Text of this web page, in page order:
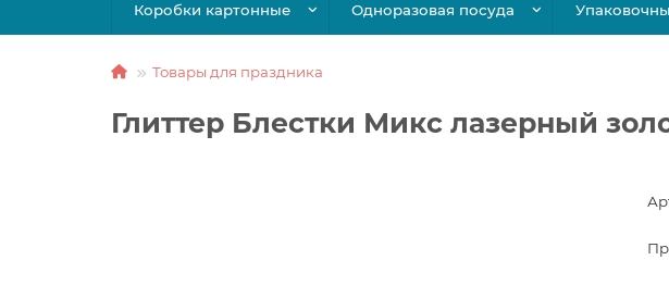
Коробки картонные Одноразовая посуда
Товары для праздника
Глиттер Блестки Микс лазерный